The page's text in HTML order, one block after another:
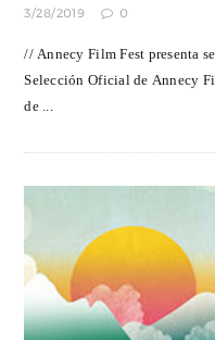
3/28/2019 0
// Annecy Film Fest presenta
Selección Oficial de Annecy
de ...